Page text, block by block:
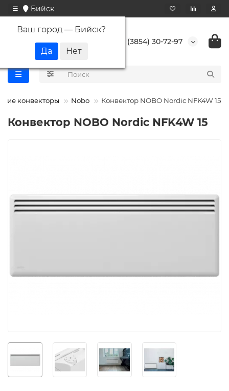
Бийск
Ваш город — Бийск?
+7 (3854) 30-72-97
конвекторы Nobo Конвектор NOBO Nordic NFK4W 15
Конвектор NOBO Nordic NFK4W 15